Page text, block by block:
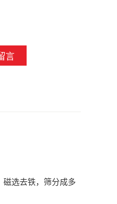
言
选去铁，筛分成多